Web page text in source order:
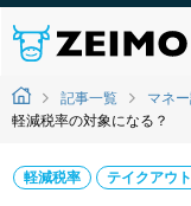
記事一覧 マネ
軽減税率の対象になる？
軽減税率 テイクアウ